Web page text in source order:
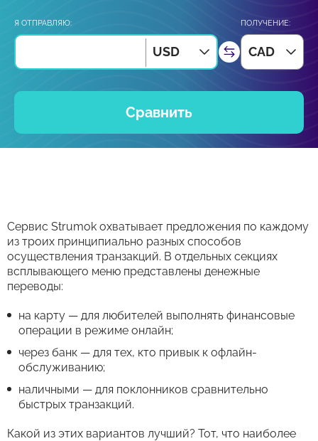
Я ОТПРАВЛЯЮ:
USD
ПОЛУЧЕНИЕ:
CAD
Сравнить
Сервис Strumok охватывает предложения по каждому
из троих принципиально разных способов
осуществления транзакций. В отдельных секциях
всплывающего меню представлены денежные
переводы:
на карту — для любителей выполнять финансовые
операции в режиме онлайн;
через банк — для тех, кто привык к офлайн-
обслуживанию;
наличными — для поклонников сравнительно
быстрых транзакций.
Какой из этих вариантов лучший? Тот, что наиболее